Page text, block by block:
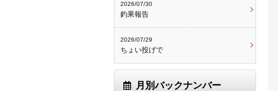
2026/07/30
釣果報告
2026/07/29
ちょい投げで
月別バックナンバー